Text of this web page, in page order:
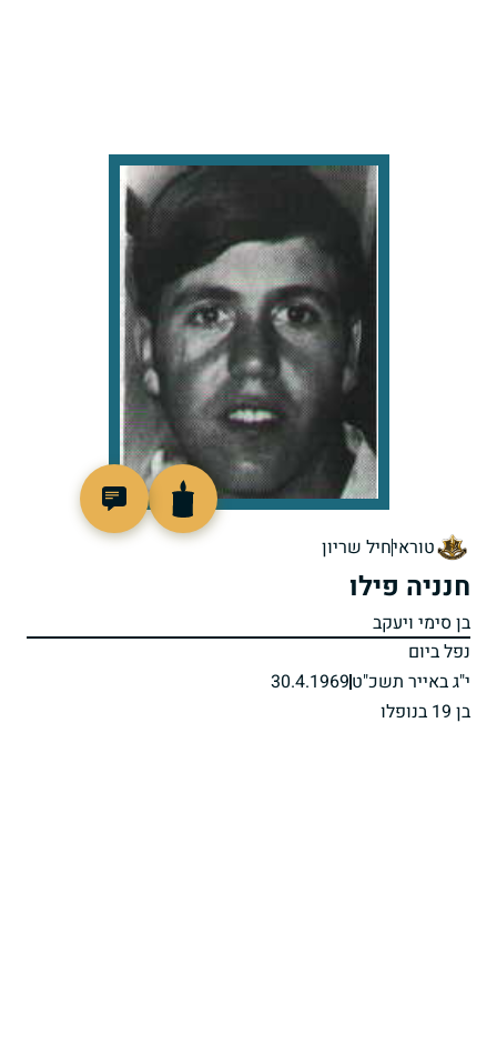
טוראיחיל שריון
חנניה פילו
בן סימי ויעקב
נפל ביום
י"ג באייר תשכ"ט30.4.1969
בן 19 בנופלו